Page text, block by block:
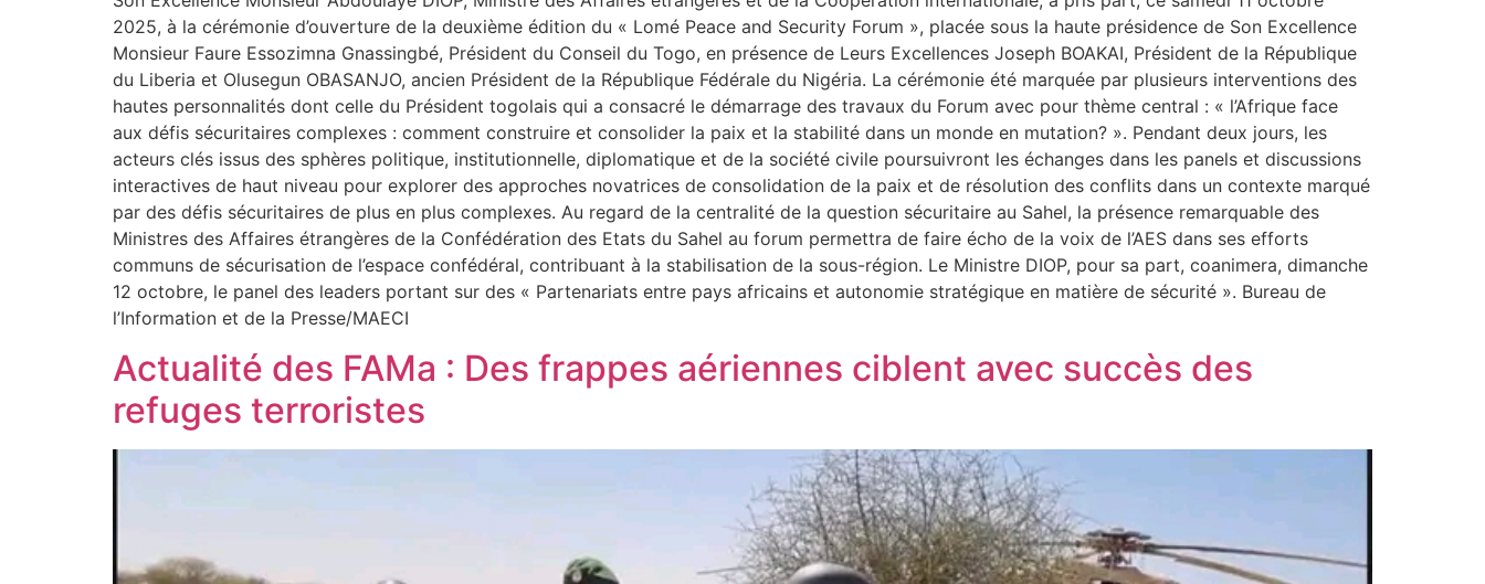
2025, à la cérémonie d’ouverture de la deuxième édition du « Lomé Peace and Security Forum », placée sous la haute présidence de Son Excellence
Monsieur Faure Essozimna Gnassingbé, Président du Conseil du Togo, en présence de Leurs Excellences Joseph BOAKAI, Président de la République
du Liberia et Olusegun OBASANJO, ancien Président de la République Fédérale du Nigéria. La cérémonie été marquée par plusieurs interventions des
hautes personnalités dont celle du Président togolais qui a consacré le démarrage des travaux du Forum avec pour thème central : « l’Afrique face
aux défis sécuritaires complexes : comment construire et consolider la paix et la stabilité dans un monde en mutation? ». Pendant deux jours, les
acteurs clés issus des sphères politique, institutionnelle, diplomatique et de la société civile poursuivront les échanges dans les panels et discussions
interactives de haut niveau pour explorer des approches novatrices de consolidation de la paix et de résolution des conflits dans un contexte marqué
par des défis sécuritaires de plus en plus complexes. Au regard de la centralité de la question sécuritaire au Sahel, la présence remarquable des
Ministres des Affaires étrangères de la Confédération des Etats du Sahel au forum permettra de faire écho de la voix de l’AES dans ses efforts
communs de sécurisation de l’espace confédéral, contribuant à la stabilisation de la sous-région. Le Ministre DIOP, pour sa part, coanimera, dimanche
12 octobre, le panel des leaders portant sur des « Partenariats entre pays africains et autonomie stratégique en matière de sécurité ». Bureau de
l’Information et de la Presse/MAECI
Actualité des FAMa : Des frappes aériennes ciblent avec succès des
refuges terroristes